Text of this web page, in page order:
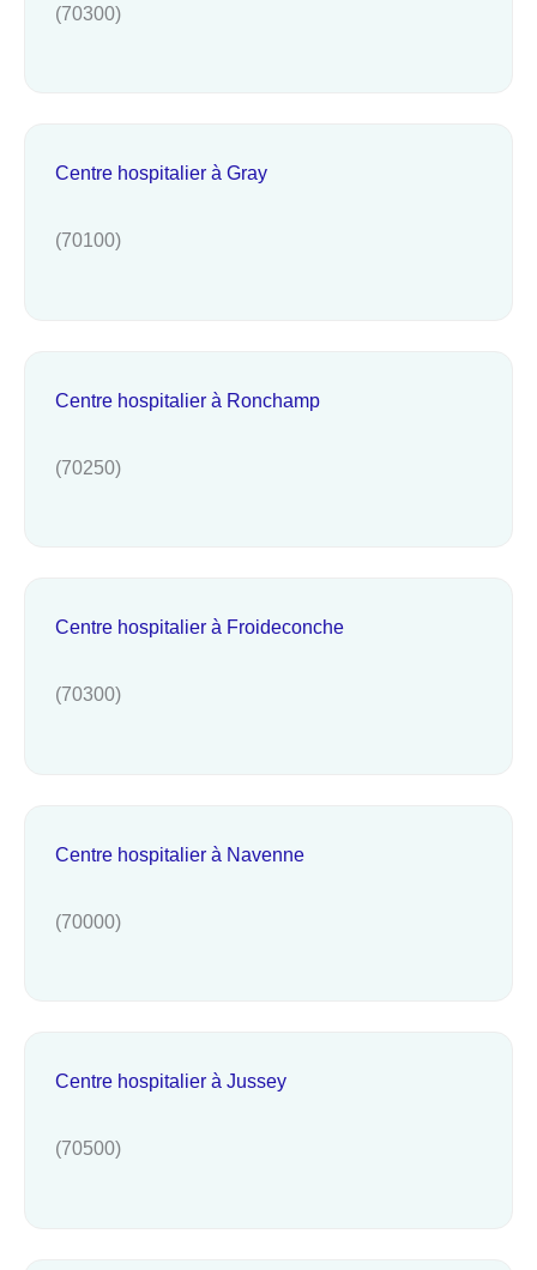
(70300)
Centre hospitalier à Gray
(70100)
Centre hospitalier à Ronchamp
(70250)
Centre hospitalier à Froideconche
(70300)
Centre hospitalier à Navenne
(70000)
Centre hospitalier à Jussey
(70500)